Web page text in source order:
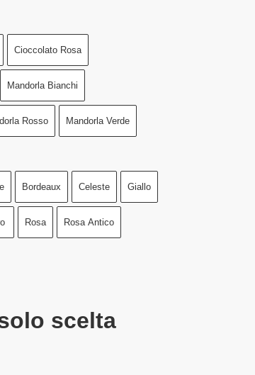
Cioccolato Rosa
Mandorla Bianchi
Rosso Mandorla Verde
Bordeaux Celeste Giallo
Rosa Rosa Antico
scelta